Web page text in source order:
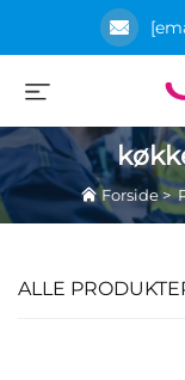
Forside>
ALLE